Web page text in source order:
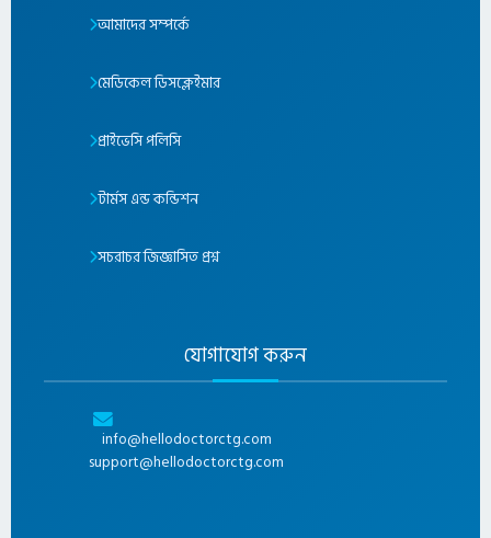
আমাদের সম্পর্কে
মেডিকেল ডিসক্লেইমার
প্রাইভেসি পলিসি
টার্মস এন্ড কন্ডিশন
সচরাচর জিজ্ঞাসিত প্রশ্ন
যোগাযোগ করুন
info@hellodoctorctg.com
support@hellodoctorctg.com